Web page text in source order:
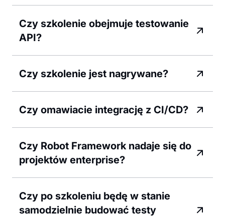
Czy szkolenie obejmuje testowanie
API?
Czy szkolenie jest nagrywane?
Czy omawiacie integrację z CI/CD?
Czy Robot Framework nadaje się do
projektów enterprise?
Czy po szkoleniu będę w stanie
samodzielnie budować testy